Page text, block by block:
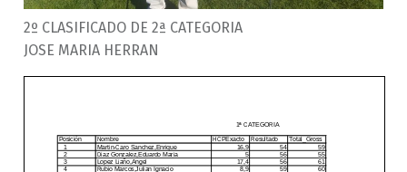
2º CLASIFICADO DE 2ª CATEGORIA
JOSE MARIA HERRAN